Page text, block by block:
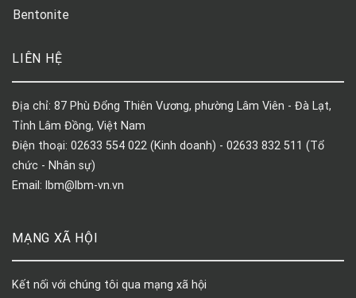
Bentonite
LIÊN HỆ
Địa chỉ: 87 Phù Đổng Thiên Vương, phường Lâm Viên - Đà Lạt,
Tỉnh Lâm Đồng, Việt Nam
Điện thoại: 02633 554 022 (Kinh doanh) - 02633 832 511 (Tổ
chức - Nhân sự)
Email: lbm@lbm-vn.vn
MẠNG XÃ HỘI
Kết nối với chúng tôi qua mạng xã hội